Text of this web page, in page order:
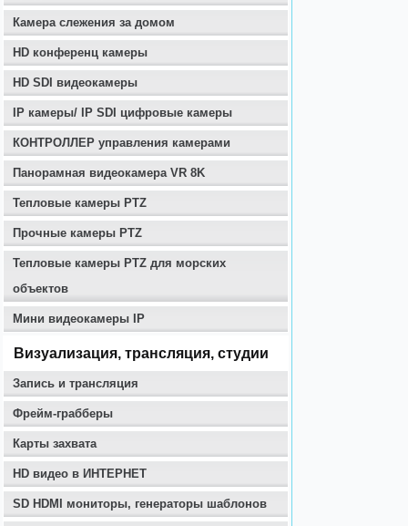
Камера слежения за домом
HD конференц камеры
HD SDI видеокамеры
IP камеры/ IP SDI цифровые камеры
КОНТРОЛЛЕР управления камерами
Панорамная видеокамера VR 8K
Тепловые камеры PTZ
Прочные камеры PTZ
Тепловые камеры PTZ для морских
объектов
Мини видеокамеры IP
Визуализация, трансляция, студии
Запись и трансляция
Фрейм-грабберы
Карты захвата
HD видео в ИНТЕРНЕТ
SD HDMI мониторы, генераторы шаблонов